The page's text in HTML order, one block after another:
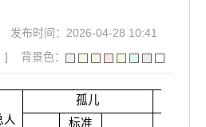
发布时间：2026-04-28 10:41
] 背景色：
人
孤儿
标准